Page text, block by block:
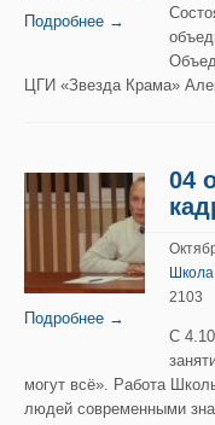
Подробнее →
ЦГИ «Звезда Крама»
Подробнее →
04
2103
C
могут всё». Работа
людей современными